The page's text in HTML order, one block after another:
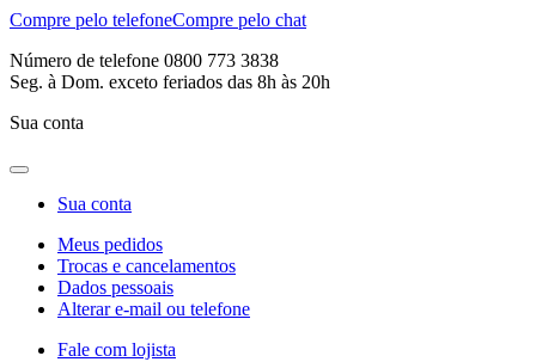
Compre pelo telefoneCompre pelo chat
Número de telefone 0800 773 3838
Seg. à Dom. exceto feriados das 8h às 20h
Sua conta
Sua conta
Meus pedidos
Trocas e cancelamentos
Dados pessoais
Alterar e-mail ou telefone
Fale com lojista